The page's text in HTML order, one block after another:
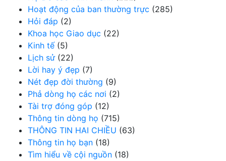
Hoạt động của ban thường trực (285)
Hỏi đáp (2)
Khoa học Giao dục (22)
Kinh tế(5)
Lịch sử(22)
Lời hay ý đẹp (7)
Nét đẹp đời thường (9)
Phả dòng họ các nơi (2)
Tài trợ đóng góp (12)
Thông tin dòng họ (715)
THÔNG TIN HAI CHIỀU (63)
Thông tin họ bạn (18)
Tìm hiểu về cội nguồn (18)